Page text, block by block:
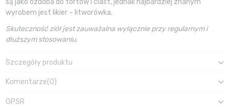
są jako ozdoba do tortów i ciast, jednak najbardziej znanym
wyrobem jest likier – litworówka.
Skuteczność ziół jest zauważalna wyłącznie przy regularnym i
dłuższym stosowaniu.
Szczegóły produktu
Komentarze(0)
GPSR